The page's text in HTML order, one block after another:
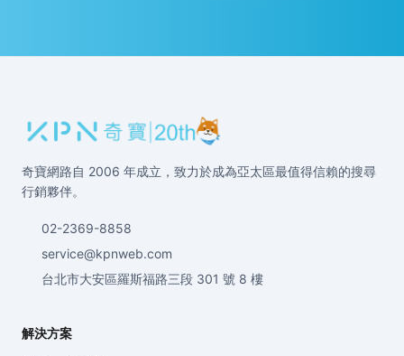
奇寶網路自 2006 年成立，致力於成為亞太區最值得信賴的搜尋
行銷夥伴。
02-2369-8858
service@kpnweb.com
台北市大安區羅斯福路三段 301 號 8 樓
解決方案